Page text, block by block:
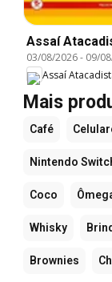
Assaí
03/08/2026- 09/
Assaí
Mais
Café
Nintendo
Coco
Whisky
Brownies